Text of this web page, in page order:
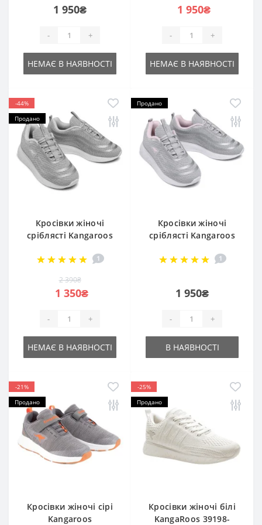
1 950₴
- +
НЕМАЄ В НАЯВНОСТІ
1 950₴
- +
НЕМАЄ В НАЯВНОСТІ
-44%
Продано
Кросівки жіночі
сріблясті Kangaroos
beam 5044
1
2 390₴
1 350₴
- +
НЕМАЄ В НАЯВНОСТІ
Продано
Кросівки жіночі
сріблясті Kangaroos
beam 5045
1
1 950₴
- +
В НАЯВНОСТІ
-21%
Продано
Кросівки жіночі сірі
Kangaroos
-25%
Продано
Кросівки жіночі білі
KangaRoos 39198-